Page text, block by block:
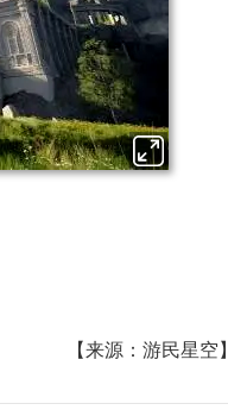
【来源：游民星空】